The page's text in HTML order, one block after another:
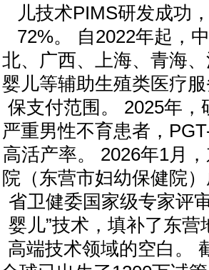
儿技术PIMS研发成功
72%。 自2022年起，
北、广西、上海、青海
婴儿等辅助生殖类医疗
保支付范围。 2025年，
严重男性不育患者，
高活产率。 2026年1月
院（东营市妇幼保健院
省卫健委国家级专家评
婴儿”技术，填补了东营
高端技术领域的空白。